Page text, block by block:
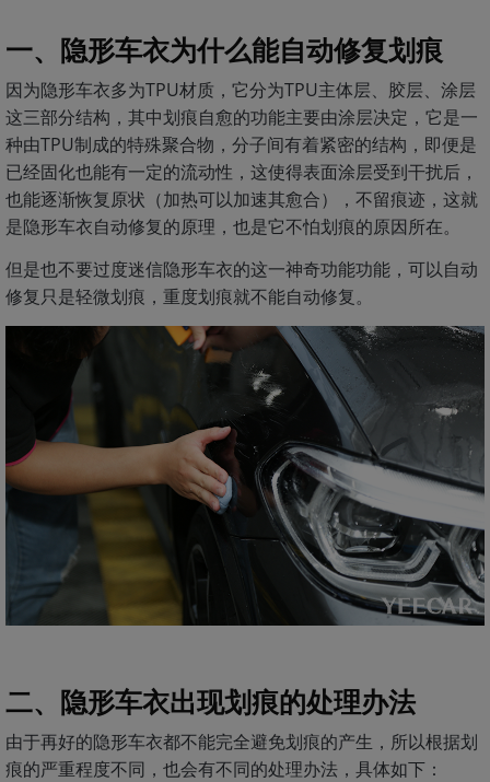
一、隐形车衣为什么能自动修复划痕
因为隐形车衣多为TPU材质，它分为TPU主体层、胶层、涂层
这三部分结构，其中划痕自愈的功能主要由涂层决定，它是一
种由TPU制成的特殊聚合物，分子间有着紧密的结构，即便是
已经固化也能有一定的流动性，这使得表面涂层受到干扰后，
也能逐渐恢复原状（加热可以加速其愈合），不留痕迹，这就
是隐形车衣自动修复的原理，也是它不怕划痕的原因所在。
但是也不要过度迷信隐形车衣的这一神奇功能功能，可以自动
修复只是轻微划痕，重度划痕就不能自动修复。
二、隐形车衣出现划痕的处理办法
由于再好的隐形车衣都不能完全避免划痕的产生，所以根据划
痕的严重程度不同，也会有不同的处理办法，具体如下：